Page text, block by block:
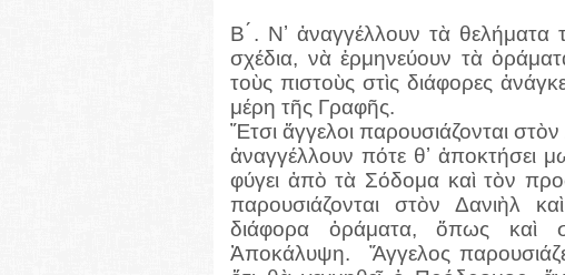
Β ́. Νʼ ἀναγγέλλουν τὰ θελήματα
σχέδια, νὰ ἑρμηνεύουν τὰ
τοὺς πιστοὺς στὶς διάφορες
μέρη τῆς Γραφῆς.
Ἔτσι ἄγγελοι παρουσιάζονται στὸν
ἀναγγέλλουν πότε θʼ ἀποκτήσει
φύγει ἀπὸ τὰ Σόδομα καὶ τὸν
παρουσιάζονται στὸν Δανιὴλ
διάφορα ὁράματα, ὅπως καὶ
Ἀποκάλυψη.
Ἄγγελος